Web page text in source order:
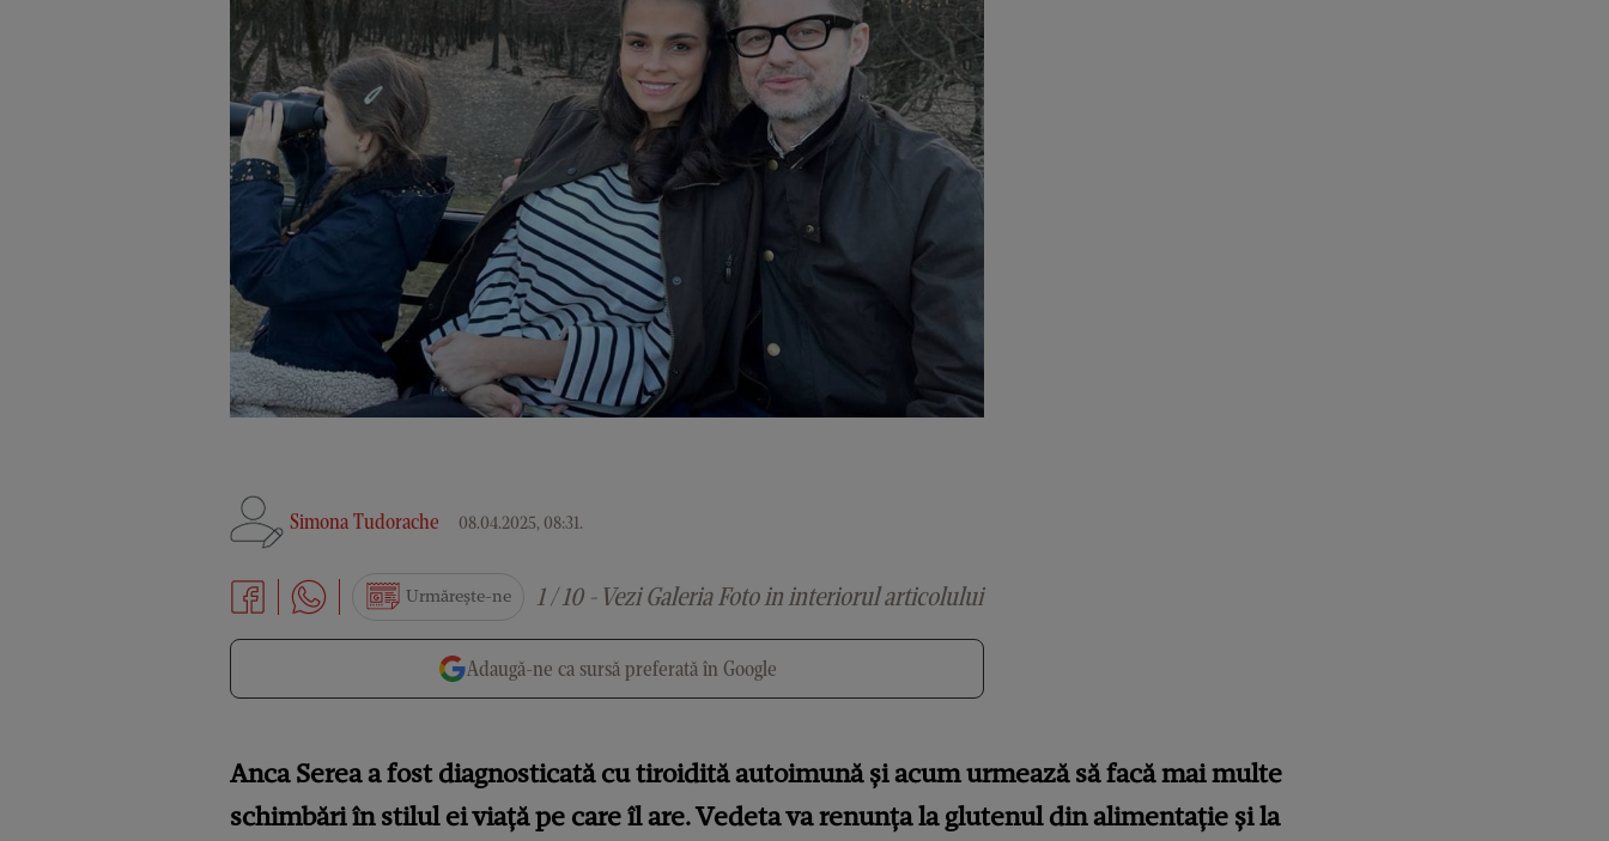
Simona Tudorache 08.04.2025, 08:31.
Urmărește-ne 1 / 10 - Vezi Galeria Foto in interiorul articolului
Adaugă-ne ca sursă preferată în Google
Anca Serea a fost diagnosticată cu tiroidită autoimună și acum urmează să facă mai multe
schimbări în stilul ei viață pe care îl are. Vedeta va renunța la glutenul din alimentație și la